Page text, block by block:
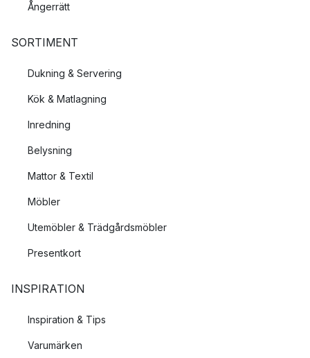
Ångerrätt
SORTIMENT
Dukning & Servering
Kök & Matlagning
Inredning
Belysning
Mattor & Textil
Möbler
Utemöbler & Trädgårdsmöbler
Presentkort
INSPIRATION
Inspiration & Tips
Varumärken